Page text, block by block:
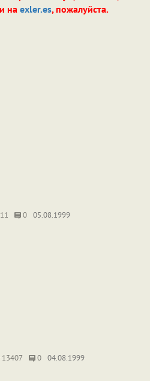
на exler.es, пожалуйста.
0 05.08.1999
13407 0 04.08.1999